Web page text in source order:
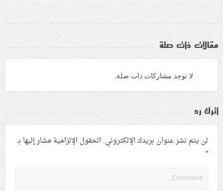
مقالات ذات صلة
لا توجد مشاركات ذات صلة.
اترك رد
لن يتم نشر عنوان بريدك الإلكتروني. الحقول الإلزامية مشار إليها بـ
*